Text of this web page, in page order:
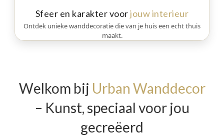
Sfeer en karakter voorjouw interieur
Ontdek unieke wanddecoratie die van je huis een echt thuis
maakt.
Welkom bij Urban Wanddecor
– Kunst, speciaal voor jou
gecreëerd